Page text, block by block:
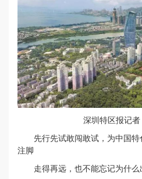
深圳特区报记
先行先试敢闯敢试，为中国
注脚
走得再远，也不能忘记为什么